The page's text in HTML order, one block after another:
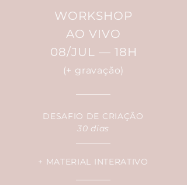
WORKSHOP
AO VIVO
08/JUL — 18H
(+ gravação)
DESAFIO DE CRIAÇÃO
30 dias
+ MATERIAL INTERATIVO